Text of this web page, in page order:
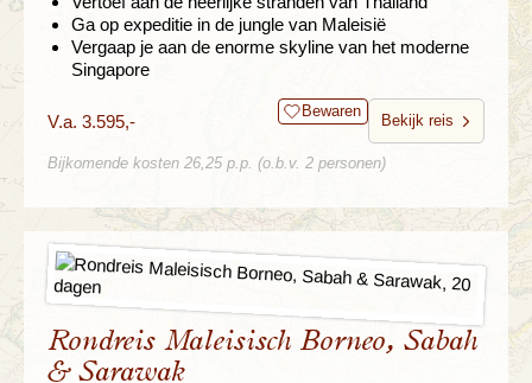
Ga op expeditie in de jungle van Maleisië
Vergaap je aan de enorme skyline van het moderne
Singapore
V.a. 3.595,- Bewaren
Bekijk reis
Bijkomende kosten 26,25 p.p. (o.b.v. 2 personen)
Rondreis Maleisisch Borneo, Sabah
& Sarawak